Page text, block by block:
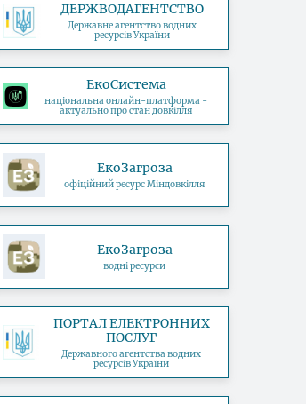
ДЕРЖВОДАГЕНТСТВО
Державне агентство водних
ресурсів України
ЕкоСистема
національна онлайн-платформа -
актуально про стан довкілля
ЕкоЗагроза
офіційний ресурс Міндовкілля
ЕкоЗагроза
водні ресурси
ПОРТАЛ ЕЛЕКТРОННИХ
ПОСЛУГ
Державного агентства водних
ресурсів України